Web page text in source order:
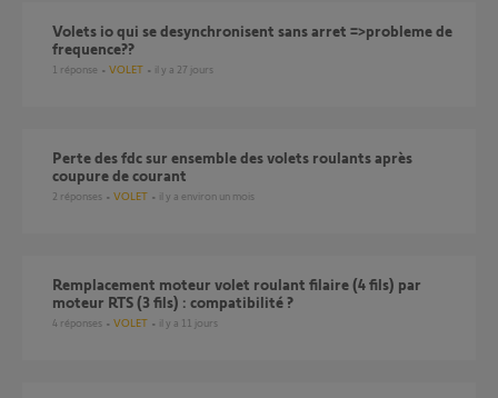
volets io qui se desynchronisent sans arret =>probleme de
frequence??
1 réponse VOLET il y a 27 jours
Perte des fdc sur ensemble des volets roulants après
coupure de courant
2 réponses VOLET il y a environ un mois
Remplacement moteur volet roulant filaire (4 fils) par
moteur RTS (3 fils) : compatibilité ?
4 réponses VOLET il y a 11 jours